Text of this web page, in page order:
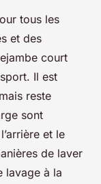
tous les
et des
court
Il est
reste
sont
et le
de laver
lavage à la